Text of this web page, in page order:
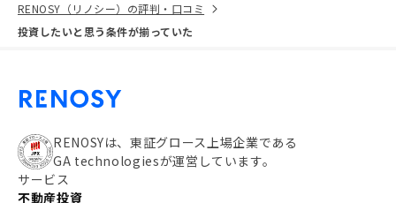
RENOSY（リノシー）の評判・口コミ
投資したいと思う条件が揃っていた
RENOSYは、東証グロース上場企業である
GA technologiesが運営しています。
サービス
不動産投資